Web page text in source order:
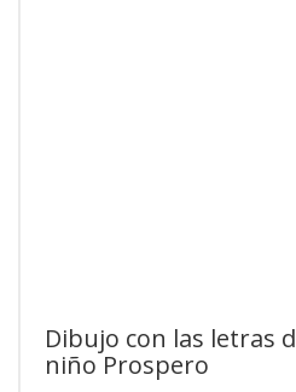
Dibujo con las letras
niño Prospero